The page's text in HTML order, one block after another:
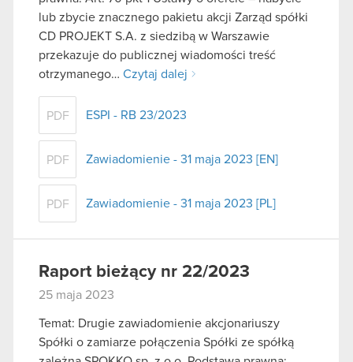
lub zbycie znacznego pakietu akcji Zarząd spółki
CD PROJEKT S.A. z siedzibą w Warszawie
przekazuje do publicznej wiadomości treść
otrzymanego… Czytaj dalej
PDF ESPI - RB 23/2023
PDF Zawiadomienie - 31 maja 2023 [EN]
PDF Zawiadomienie - 31 maja 2023 [PL]
Raport bieżący nr 22/2023
25 maja 2023
Temat: Drugie zawiadomienie akcjonariuszy
Spółki o zamiarze połączenia Spółki ze spółką